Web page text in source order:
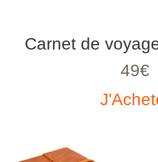
Carnet de
49€